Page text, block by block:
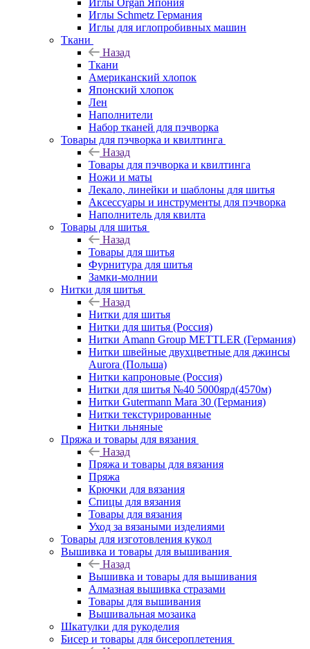
Иглы Organ Япония
Иглы Schmetz Германия
Иглы для иглопробивных машин
Ткани
Назад
Ткани
Американский хлопок
Японский хлопок
Лен
Наполнители
Набор тканей для пэчворка
Товары для пэчворка и квилтинга
Назад
Товары для пэчворка и квилтинга
Ножи и маты
Лекало, линейки и шаблоны для шитья
Аксессуары и инструменты для пэчворка
Наполнитель для квилта
Товары для шитья
Назад
Товары для шитья
Фурнитура для шитья
Замки-молнии
Нитки для шитья
Назад
Нитки для шитья
Нитки для шитья (Россия)
Нитки Amann Group METTLER (Германия)
Нитки швейные двухцветные для джинсы
Aurora (Польша)
Нитки капроновые (Россия)
Нитки для шитья №40 5000ярд(4570м)
Нитки Gutermann Mara 30 (Германия)
Нитки текстурированные
Нитки льняные
Пряжа и товары для вязания
Назад
Пряжа и товары для вязания
Пряжа
Крючки для вязания
Спицы для вязания
Товары для вязания
Уход за вязаными изделиями
Товары для изготовления кукол
Вышивка и товары для вышивания
Назад
Вышивка и товары для вышивания
Алмазная вышивка стразами
Товары для вышивания
Вышивальная мозаика
Шкатулки для рукоделия
Бисер и товары для бисероплетения